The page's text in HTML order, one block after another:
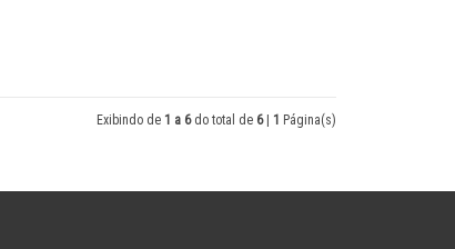
Exibindo de 1 a 6do total de 6| 1 Página(s)